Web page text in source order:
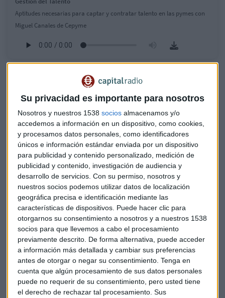
Su privacidad es importante para nosotros
Nosotros y nuestros 1538 socios almacenamos y/o
accedemos a información en un dispositivo, como cookies,
y procesamos datos personales, como identificadores
únicos e información estándar enviada por un dispositivo
para publicidad y contenido personalizado, medición de
publicidad y contenido, investigación de audiencia y
desarrollo de servicios. Con su permiso, nosotros y
nuestros socios podemos utilizar datos de localización
geográfica precisa e identificación mediante las
características de dispositivos. Puede hacer clic para
otorgarnos su consentimiento a nosotros y a nuestros 1538
socios para que llevemos a cabo el procesamiento
previamente descrito. De forma alternativa, puede acceder
a información más detallada y cambiar sus preferencias
antes de otorgar o negar su consentimiento. Tenga en
cuenta que algún procesamiento de sus datos personales
puede no requerir de su consentimiento, pero usted tiene
el derecho de rechazar tal procesamiento. Sus
Aptitudes necesarias para captar y contratar talento en las pymes con
Miguel Canales de Cepyme
Los universitarios de hoy serán los emprendedores del
En cuanto a la captación y retención del talento
Canalesafirma que "grandes empresas que están
dispuestas a pagar altos salarios y no encuentran los
perfiles demandados" y en relacion a lo que significa de
atractivo para un trabajador decantarse por una pyme en
lugar de una gran empresa donde se pagan salarios mas
altos,Canalesopina que "los valores de las empresas son
muy importantes y eso es un elemento de atractivo para
decantarse por una pyme".
"El talento es un elemento clave nos solo para ser para ser
competitivo, sino para el desarrollo empresarial" indica
Canales, que destaca el importante papel que juegan las
startups como oportunidad para las empresas y para el
país.
Se hizo referencia a la Agenda Digital 2025 que tiene entre